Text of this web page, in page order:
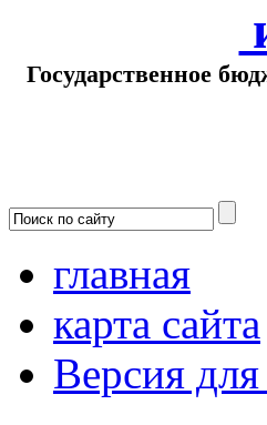
Государственное
главная
карта сайта
Версия